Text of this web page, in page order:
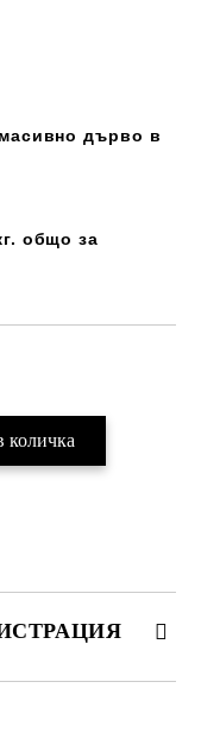
дърво в
общо за